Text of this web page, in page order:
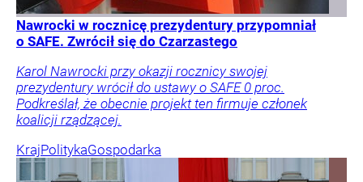
Nawrocki w rocznicę prezydentury przypomniał
o SAFE. Zwrócił się do Czarzastego
Karol Nawrocki przy okazji rocznicy swojej
prezydentury wrócił do ustawy o SAFE 0 proc.
Podkreślał, że obecnie projekt ten firmuje członek
koalicji rządzącej.
KrajPolitykaGospodarka